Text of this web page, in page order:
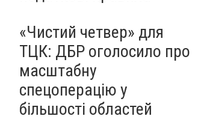
«Чистий четвер» для
ТЦК: ДБР оголосило про
масштабну
спецоперацію у
більшості областей